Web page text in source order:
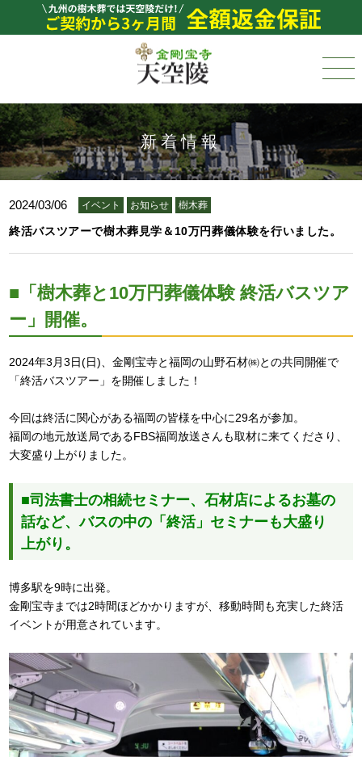
新着情報
2024/03/06 イベント お知らせ 樹木葬
終活バスツアーで樹木葬見学＆10万円葬儀体験を行いました。
■ 「樹木葬と10万円葬儀体験 終活バスツア
ー」開催。
2024年3月3日(日)、金剛宝寺と福岡の山野石材㈱との共同開催で
「終活バスツアー」を開催しました！
今回は終活に関心がある福岡の皆様を中心に29名が参加。
福岡の地元放送局であるFBS福岡放送さんも取材に来てくださり、
大変盛り上がりました。
■司法書士の相続セミナー、石材店によるお墓の
話など、バスの中の「終活」セミナーも大盛り
上がり。
博多駅を9時に出発。
金剛宝寺までは2時間ほどかかりますが、移動時間も充実した終活
イベントが用意されています。